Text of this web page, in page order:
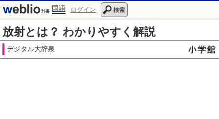
国語 ログイン 検索
放射とは？ わかりやすく解説
デジタル大辞泉